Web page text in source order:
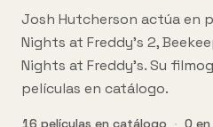
Josh Hutcherson actúa en
Nights at Freddy's 2,
Nights at Freddy's. Su
películas en catálogo.
16 películas en catálogo · 0